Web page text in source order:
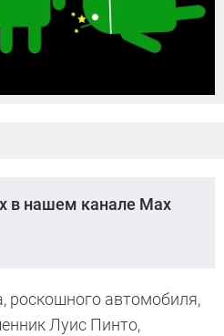
в нашем канале Max
роскошного автомобиля,
Луис Пинто,